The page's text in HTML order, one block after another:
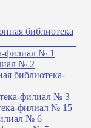
библиотека
филиал № 1
№ 2
библиотека-
филиал № 3
филиал № 15
№ 6